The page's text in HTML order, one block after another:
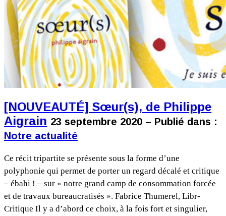
[NOUVEAUTÉ] Sœur(s), de Philippe
Aigrain 23 septembre 2020 – Publié dans :
Notre actualité
Ce récit tripartite se présente sous la forme d’une
polyphonie qui permet de porter un regard décalé et critique
– ébahi ! – sur « notre grand camp de consommation forcée
et de travaux bureaucratisés ». Fabrice Thumerel, Libr-
Critique Il y a d’abord ce choix, à la fois fort et singulier,